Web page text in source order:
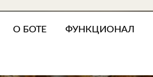
О БОТЕ ФУНКЦИОНАЛ